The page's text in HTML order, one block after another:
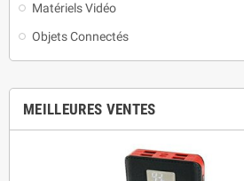
Matériels Vidéo
Objets Connectés
MEILLEURES VENTES